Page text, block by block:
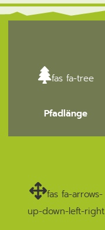
fas fa-tree
Pfadlänge
fas fa-arrows-
up-down-left-right